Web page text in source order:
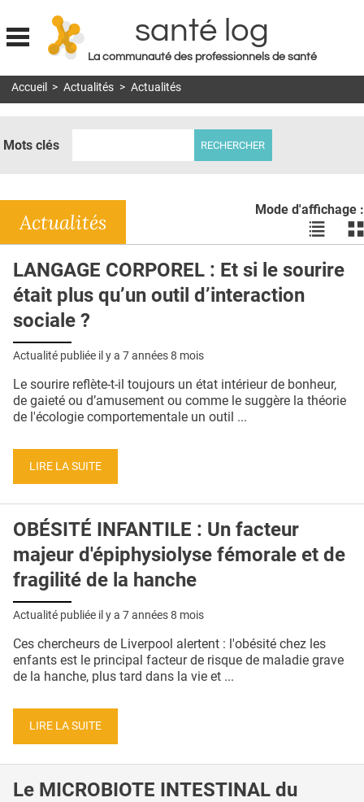
Jump to navigation
santé log
La communauté des professionnels de santé
MON COMPTE
DOSSIERS
RÉSEAUX
E-REVUE SAD
THÉMA
L'APP
PUBLICITÉ
CONTACT
Accueil > Actualités > Actualités
Mots clés
Mode d'affichage :
Voir
les
en
les
Actualités
LANGAGE CORPOREL : Et si le sourire
était plus qu’un outil d’interaction
sociale ?
Actualité publiée il y a 7 années 8 mois
Le sourire reflète-t-il toujours un état intérieur de bonheur,
de gaieté ou d’amusement ou comme le suggère la théorie
de l'écologie comportementale un outil ...
LIRE LA SUITE
OBÉSITÉ INFANTILE : Un facteur
majeur d'épiphysiolyse fémorale et de
fragilité de la hanche
Actualité publiée il y a 7 années 8 mois
Ces chercheurs de Liverpool alertent : l'obésité chez les
enfants est le principal facteur de risque de maladie grave
de la hanche, plus tard dans la vie et ...
LIRE LA SUITE
Le MICROBIOTE INTESTINAL du